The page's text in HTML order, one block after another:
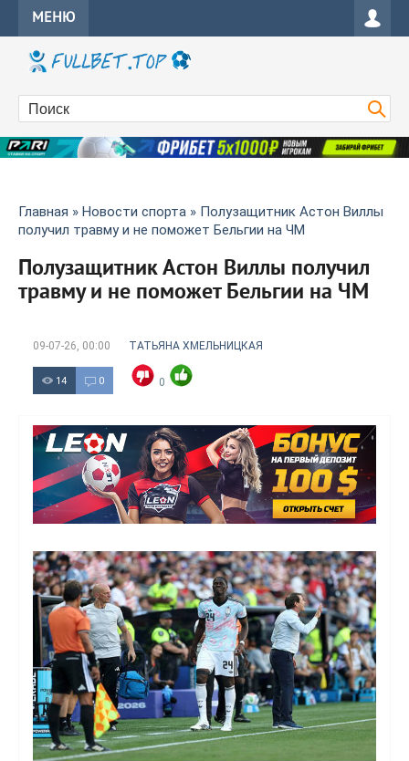
МЕНЮ
Главная » Новости спорта » Полузащитник Астон Виллы
получил травму и не поможет Бельгии на ЧМ
Полузащитник Астон Виллы получил
травму и не поможет Бельгии на ЧМ
09-07-26, 00:00 ТАТЬЯНА ХМЕЛЬНИЦКАЯ
14 0 0